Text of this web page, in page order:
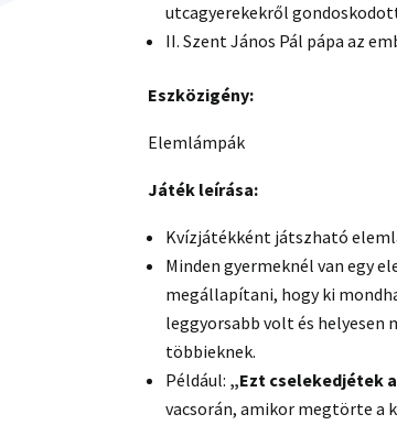
utcagyerekekről
II. Szent János Pál pápa az
Eszközigény:
Elemlámpák
Játék leírása:
Kvízjátékként játszható
Minden gyermeknél van egy
megállapítani, hogy ki
leggyorsabb volt és helyesen
többieknek.
Például: „Ezt cselekedjétek
vacsorán, amikor megtörte a